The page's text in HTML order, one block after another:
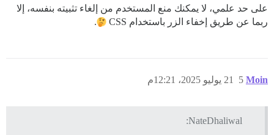
على حد علمي، لا يمكنك منع المستخدم من إلغاء تثبيته بنفسه، إلا
ربما عن طريق إخفاء الزر باستخدام CSS
.
Moin 21 يوليو 2025، 12:21م 5
NateDhaliwal: